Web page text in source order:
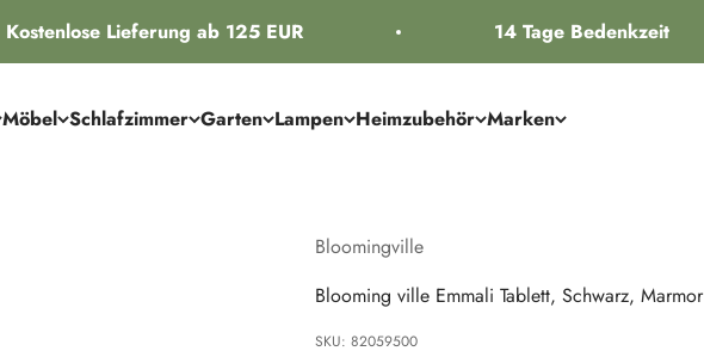
Kostenlose Lieferung ab 125 EUR 14 Tage Bedenkzeit
Möbel Schlafzimmer Garten Lampen Heimzubehör Marken
Bloomingville
Blooming ville Emmali Tablett, Schwarz, Marmor
SKU: 82059500